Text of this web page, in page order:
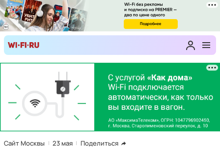
Сайт Москвы 23 мая Поделиться